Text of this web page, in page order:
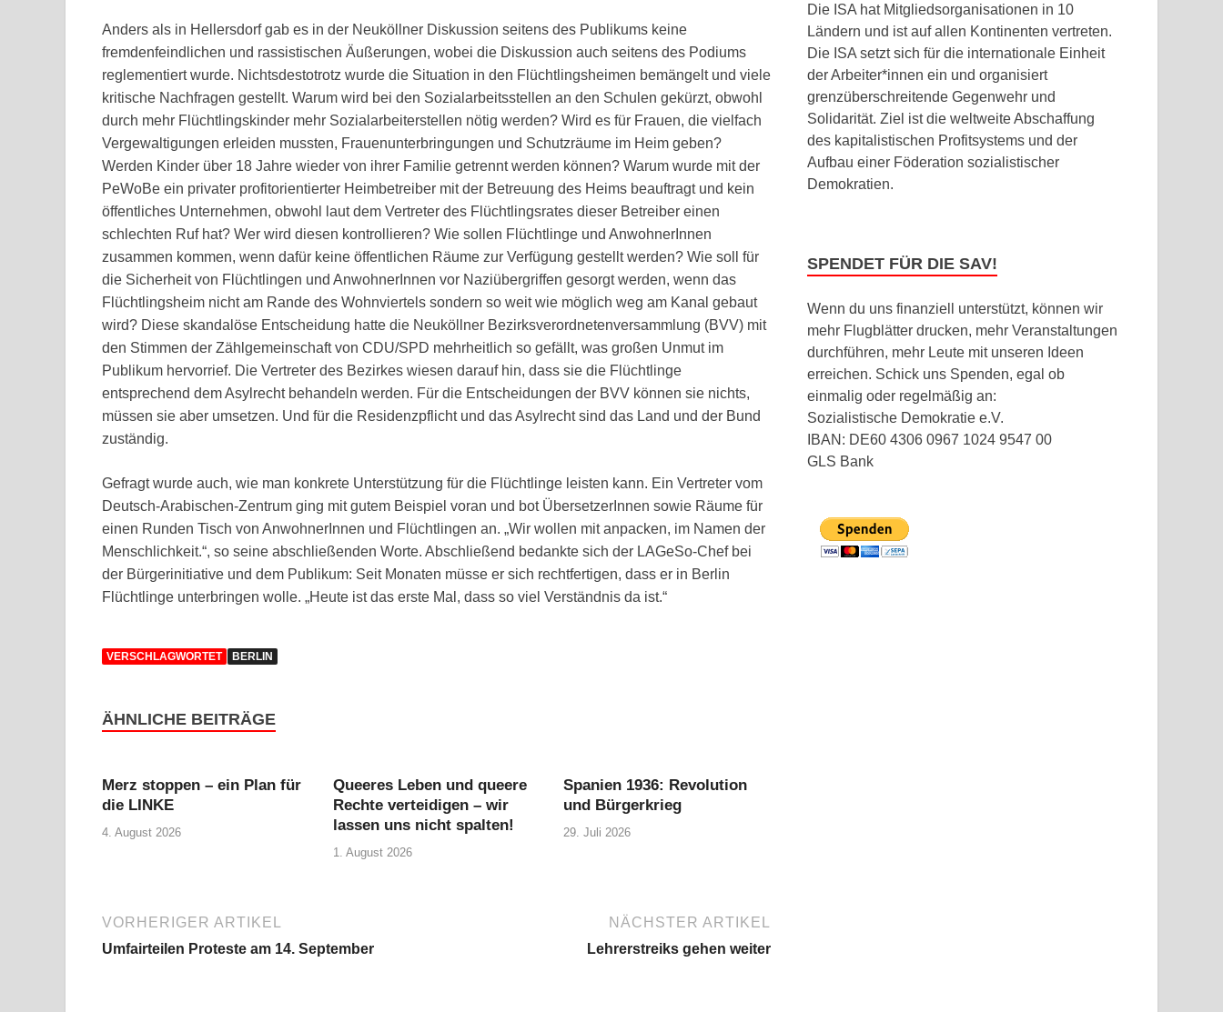
Anders als in Hellersdorf gab es in der Neuköllner Diskussion seitens des Publikums keine
fremdenfeindlichen und rassistischen Äußerungen, wobei die Diskussion auch seitens des Podiums
reglementiert wurde. Nichtsdestotrotz wurde die Situation in den Flüchtlingsheimen bemängelt und viele
kritische Nachfragen gestellt. Warum wird bei den Sozialarbeitsstellen an den Schulen gekürzt, obwohl
durch mehr Flüchtlingskinder mehr Sozialarbeiterstellen nötig werden? Wird es für Frauen, die vielfach
Vergewaltigungen erleiden mussten, Frauenunterbringungen und Schutzräume im Heim geben?
Werden Kinder über 18 Jahre wieder von ihrer Familie getrennt werden können? Warum wurde mit der
PeWoBe ein privater profitorientierter Heimbetreiber mit der Betreuung des Heims beauftragt und kein
öffentliches Unternehmen, obwohl laut dem Vertreter des Flüchtlingsrates dieser Betreiber einen
schlechten Ruf hat? Wer wird diesen kontrollieren? Wie sollen Flüchtlinge und AnwohnerInnen
zusammen kommen, wenn dafür keine öffentlichen Räume zur Verfügung gestellt werden? Wie soll für
die Sicherheit von Flüchtlingen und AnwohnerInnen vor Naziübergriffen gesorgt werden, wenn das
Flüchtlingsheim nicht am Rande des Wohnviertels sondern so weit wie möglich weg am Kanal gebaut
wird? Diese skandalöse Entscheidung hatte die Neuköllner Bezirksverordnetenversammlung (BVV) mit
den Stimmen der Zählgemeinschaft von CDU/SPD mehrheitlich so gefällt, was großen Unmut im
Publikum hervorrief. Die Vertreter des Bezirkes wiesen darauf hin, dass sie die Flüchtlinge
entsprechend dem Asylrecht behandeln werden. Für die Entscheidungen der BVV können sie nichts,
müssen sie aber umsetzen. Und für die Residenzpflicht und das Asylrecht sind das Land und der Bund
zuständig.
Gefragt wurde auch, wie man konkrete Unterstützung für die Flüchtlinge leisten kann. Ein Vertreter vom
Deutsch-Arabischen-Zentrum ging mit gutem Beispiel voran und bot ÜbersetzerInnen sowie Räume für
einen Runden Tisch von AnwohnerInnen und Flüchtlingen an. „Wir wollen mit anpacken, im Namen der
Menschlichkeit.“, so seine abschließenden Worte. Abschließend bedankte sich der LAGeSo-Chef bei
der Bürgerinitiative und dem Publikum: Seit Monaten müsse er sich rechtfertigen, dass er in Berlin
Flüchtlinge unterbringen wolle. „Heute ist das erste Mal, dass so viel Verständnis da ist.“
VERSCHLAGWORTET BERLIN
ÄHNLICHE BEITRÄGE
Merz stoppen – ein Plan für
die LINKE
4. August 2026
Queeres Leben und queere
Rechte verteidigen – wir
lassen uns nicht spalten!
1. August 2026
Spanien 1936: Revolution
und Bürgerkrieg
29. Juli 2026
VORHERIGER ARTIKEL
Umfairteilen Proteste am 14. September
NÄCHSTER ARTIKEL
Lehrerstreiks gehen weiter
Die ISA hat Mitgliedsorganisationen in 10
Ländern und ist auf allen Kontinenten vertreten.
Die ISA setzt sich für die internationale Einheit
der Arbeiter*innen ein und organisiert
grenzüberschreitende Gegenwehr und
Solidarität. Ziel ist die weltweite Abschaffung
des kapitalistischen Profitsystems und der
Aufbau einer Föderation sozialistischer
Demokratien.
SPENDET FÜR DIE SAV!
Wenn du uns finanziell unterstützt, können wir
mehr Flugblätter drucken, mehr Veranstaltungen
durchführen, mehr Leute mit unseren Ideen
erreichen. Schick uns Spenden, egal ob
einmalig oder regelmäßig an:
Sozialistische Demokratie e.V.
IBAN: DE60 4306 0967 1024 9547 00
GLS Bank